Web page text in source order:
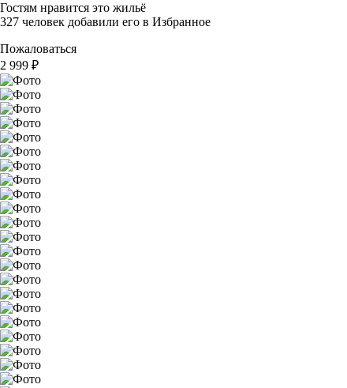
Гостям нравится это жильё
327 человек добавили его в Избранное
Пожаловаться
2 999 ₽